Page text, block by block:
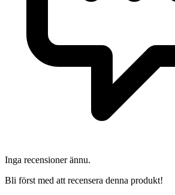
Inga recensioner ännu.
Bli först med att recensera denna produkt!